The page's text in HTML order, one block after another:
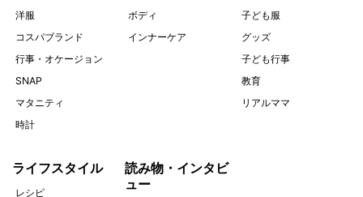
洋服
コスパブランド
行事・オケージョン
SNAP
マタニティ
時計
ボディ
インナーケア
子ども服
グッズ
子ども行事
教育
リアルママ
ライフスタイル
レシピ
読み物・インタビ
ュー